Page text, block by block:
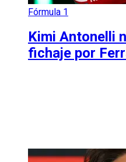
Fórmula 1
Kimi Antonelli
fichaje por